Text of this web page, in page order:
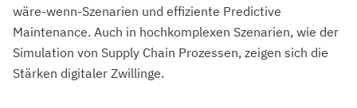
wäre-wenn-Szenarien und effiziente Predictive
Maintenance. Auch in hochkomplexen Szenarien, wie der
Simulation von Supply Chain Prozessen, zeigen sich die
Stärken digitaler Zwillinge.